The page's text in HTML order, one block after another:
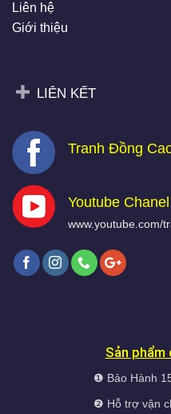
Liên hệ
Giới thiệu
LIÊN KẾT
Tranh Đồng
Youtube Chanel
www.youtube.com/
Sản phẩm
❶ Bảo Hành
❷ Hỗ trợ vận